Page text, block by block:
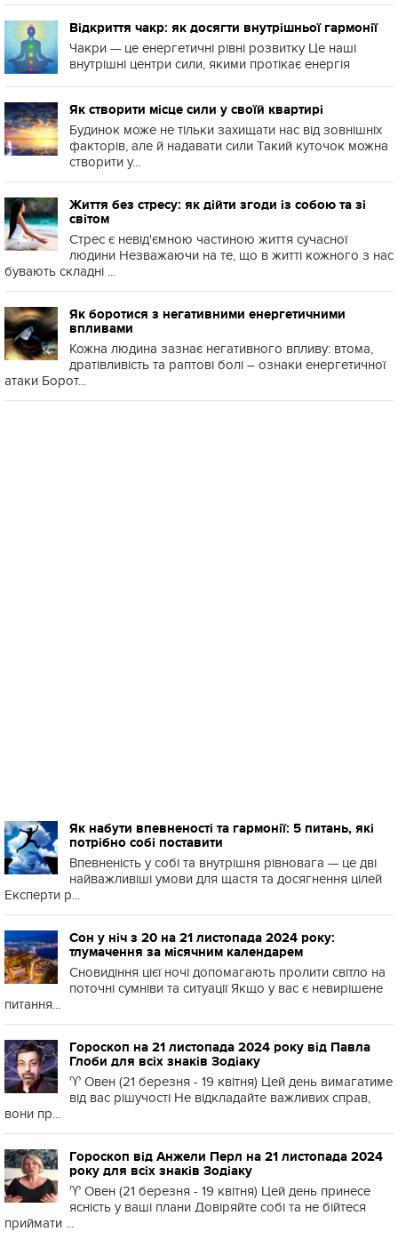
Відкриття чакр: як досягти внутрішньої гармонії
Чакри — це енергетичні рівні розвитку Це наші
внутрішні центри сили, якими протікає енергія
Як створити місце сили у своїй квартирі
Будинок може не тільки захищати нас від зовнішніх
факторів, але й надавати сили Такий куточок можна
створити у...
Життя без стресу: як дійти згоди із собою та зі
світом
Стрес є невід'ємною частиною життя сучасної
людини Незважаючи на те, що в житті кожного з нас
бувають складні ...
Як боротися з негативними енергетичними
впливами
Кожна людина зазнає негативного впливу: втома,
дратівливість та раптові болі – ознаки енергетичної
атаки Борот...
Як набути впевненості та гармонії: 5 питань, які
потрібно собі поставити
Впевненість у собі та внутрішня рівновага — це дві
найважливіші умови для щастя та досягнення цілей
Експерти р...
Сон у ніч з 20 на 21 листопада 2024 року:
тлумачення за місячним календарем
Сновидіння цієї ночі допомагають пролити світло на
поточні сумніви та ситуації Якщо у вас є невирішене
питання...
Гороскоп на 21 листопада 2024 року від Павла
Глоби для всіх знаків Зодіаку
♈️ Овен (21 березня - 19 квітня) Цей день вимагатиме
від вас рішучості Не відкладайте важливих справ,
вони пр...
Гороскоп від Анжели Перл на 21 листопада 2024
року для всіх знаків Зодіаку
♈️ Овен (21 березня - 19 квітня) Цей день принесе
ясність у ваші плани Довіряйте собі та не бійтеся
приймати ...